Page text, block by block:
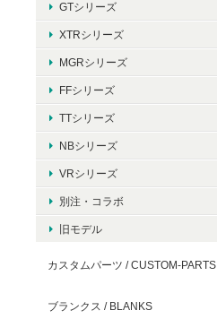
GTシリーズ
XTRシリーズ
MGRシリーズ
FFシリーズ
TTシリーズ
NBシリーズ
VRシリーズ
別注・コラボ
旧モデル
カスタムパーツ / CUSTOM-PARTS
ブランクス / BLANKS